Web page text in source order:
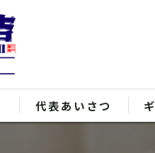
代表あいさつ